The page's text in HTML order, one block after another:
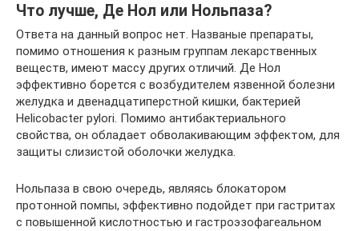
Что лучше, Де Нол или Нольпаза?
Ответа на данный вопрос нет. Названые препараты,
помимо отношения к разным группам лекарственных
веществ, имеют массу других отличий. Де Нол
эффективно борется с возбудителем язвенной болезни
желудка и двенадцатиперстной кишки, бактерией
Helicobacter pylori. Помимо антибактериального
свойства, он обладает обволакивающим эффектом, для
защиты слизистой оболочки желудка.
Нольпаза в свою очередь, являясь блокатором
протонной помпы, эффективно подойдет при гастритах
с повышенной кислотностью и гастроэзофагеальном